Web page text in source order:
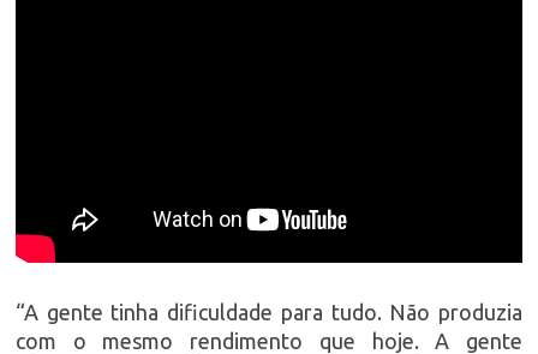
“A gente tinha dificuldade para tudo. Não produzia
com o mesmo rendimento que hoje. A gente